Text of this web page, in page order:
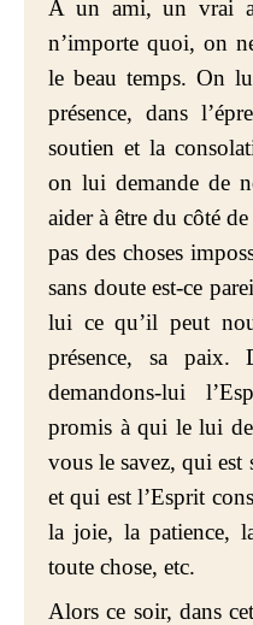
A un ami, un vrai
n’importe quoi, on
le beau temps. On
présence, dans
soutien et la
on lui demande de
aider à être du côté
pas des choses
sans doute est-ce
lui ce qu’il peut
présence, sa paix.
demandons-lui
promis à qui le lui
vous le savez, qui est
et qui est l’Esprit
la joie, la patience,
toute chose, etc.
Alors ce soir, dans